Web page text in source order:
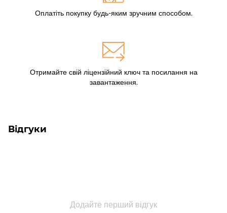
Оплатіть покупку будь-яким зручним способом.
Отримайте свій ліцензійний ключ та посилання на
завантаження.
Відгуки
Додайте перший відгук